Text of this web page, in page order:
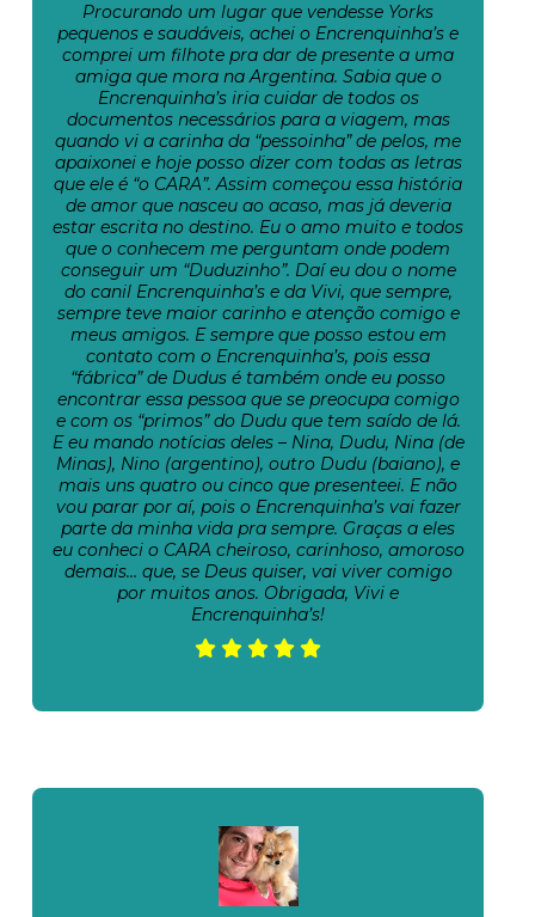
Procurando um lugar que vendesse Yorks
pequenos e saudáveis, achei o Encrenquinha’s e
comprei um filhote pra dar de presente a uma
amiga que mora na Argentina. Sabia que o
Encrenquinha’s iria cuidar de todos os
documentos necessários para a viagem, mas
quando vi a carinha da “pessoinha” de pelos, me
apaixonei e hoje posso dizer com todas as letras
que ele é “o CARA”. Assim começou essa história
de amor que nasceu ao acaso, mas já deveria
estar escrita no destino. Eu o amo muito e todos
que o conhecem me perguntam onde podem
conseguir um “Duduzinho”. Daí eu dou o nome
do canil Encrenquinha’s e da Vivi, que sempre,
sempre teve maior carinho e atenção comigo e
meus amigos. E sempre que posso estou em
contato com o Encrenquinha’s, pois essa
“fábrica” de Dudus é também onde eu posso
encontrar essa pessoa que se preocupa comigo
e com os “primos” do Dudu que tem saído de lá.
E eu mando notícias deles – Nina, Dudu, Nina (de
Minas), Nino (argentino), outro Dudu (baiano), e
mais uns quatro ou cinco que presenteei. E não
vou parar por aí, pois o Encrenquinha’s vai fazer
parte da minha vida pra sempre. Graças a eles
eu conheci o CARA cheiroso, carinhoso, amoroso
demais… que, se Deus quiser, vai viver comigo
por muitos anos. Obrigada, Vivi e
Encrenquinha’s!